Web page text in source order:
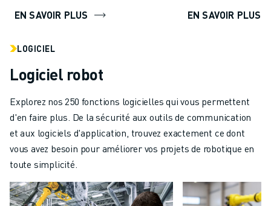
EN SAVOIR PLUS
EN SAVOIR PLUS
LOGICIEL
Logiciel robot
Explorez nos 250 fonctions logicielles qui vous permettent
d'en faire plus. De la sécurité aux outils de communication
et aux logiciels d'application, trouvez exactement ce dont
vous avez besoin pour améliorer vos projets de robotique en
toute simplicité.